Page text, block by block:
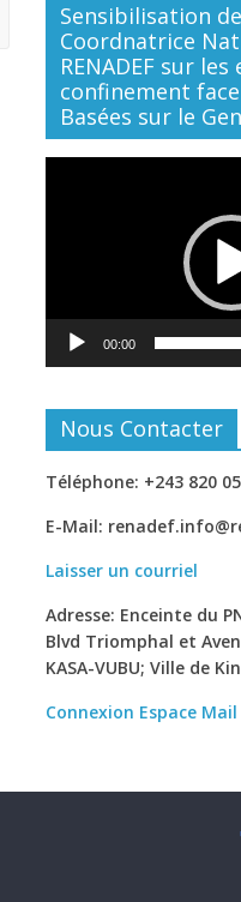
Sensibilisation
Coordnatrice
RENADEF sur
confinement
Basées sur le
00:00
Nous Contacter
Téléphone: +243 820
E-Mail:
Laisser un courriel
Adresse: Enceinte du
Blvd Triomphal et
KASA-VUBU; Ville de
Connexion Espace Mail